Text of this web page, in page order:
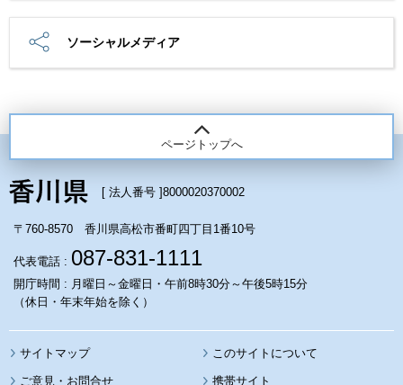
ソーシャルメディア
ページトップへ
[ 法人番号 ]8000020370002
〒760-8570 香川県高松市番町四丁目1番10号
代表電話 : 087-831-1111
開庁時間 : 月曜日～金曜日・午前8時30分～午後5時15分
（休日・年末年始を除く）
サイトマップ このサイトについて
携帯サイト